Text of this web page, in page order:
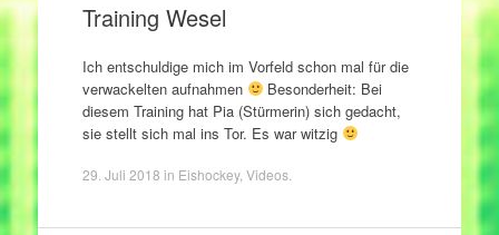
Training Wesel
Ich entschuldige mich im Vorfeld schon mal für die
verwackelten aufnahmen
Besonderheit: Bei
diesem Training hat Pia (Stürmerin) sich gedacht,
sie stellt sich mal ins Tor. Es war witzig
29. Juli 2018 in Eishockey, Videos.